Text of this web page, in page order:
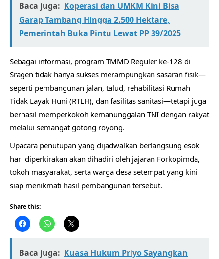
Baca juga: Koperasi dan UMKM Kini Bisa
Garap Tambang Hingga 2.500 Hektare,
Pemerintah Buka Pintu Lewat PP 39/2025
​Sebagai informasi, program TMMD Reguler ke-128 di
Sragen tidak hanya sukses merampungkan sasaran fisik—
seperti pembangunan jalan, talud, rehabilitasi Rumah
Tidak Layak Huni (RTLH), dan fasilitas sanitasi—tetapi juga
berhasil memperkokoh kemanunggalan TNI dengan rakyat
melalui semangat gotong royong.
​Upacara penutupan yang dijadwalkan berlangsung esok
hari diperkirakan akan dihadiri oleh jajaran Forkopimda,
tokoh masyarakat, serta warga desa setempat yang kini
siap menikmati hasil pembangunan tersebut.
Share this:
Baca juga: Kuasa Hukum Priyo Sayangkan